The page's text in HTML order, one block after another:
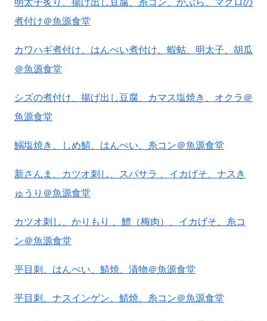
明太子炙り、揚げ出し豆腐、糸コン、かぶら、マグロの
煮付け＠魚源食堂
カワハギ煮付け、はんぺい煮付け、蝦蛄、明太子、胡瓜
＠魚源食堂
シズの煮付け、揚げ出し豆腐、カマス塩焼き、オクラ＠
魚源食堂
鰯塩焼き、しめ鯖、はんぺい、糸コン＠魚源食堂
新さんま、カツオ刺し、スパサラ 、イカげそ、ナスき
ゅうり＠魚源食堂
カツオ刺し、かりもり 、鱧（梅肉）、イカげそ、糸コ
ン＠魚源食堂
平目刺、はんぺい、鯖焼、漬物＠魚源食堂
平目刺、ナスインゲン、鯖焼、糸コン＠魚源食堂